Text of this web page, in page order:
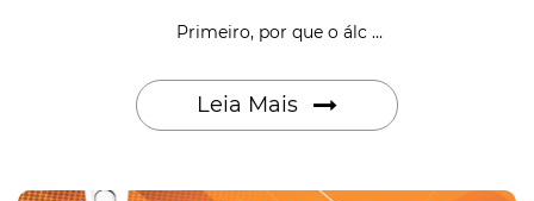
Primeiro, por que o álc ...
Leia Mais